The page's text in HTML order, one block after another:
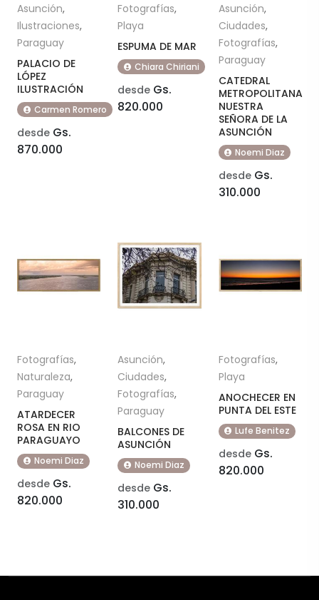
Asunción,
Ilustraciones,
Paraguay
PALACIO DE
LÓPEZ
ILUSTRACIÓN
Carmen Romero
desde Gs.
870.000
Fotografías,
Playa
ESPUMA DE MAR
Chiara Chiriani
desde Gs.
820.000
Asunción,
Ciudades,
Fotografías,
Paraguay
CATEDRAL
METROPOLITANA
NUESTRA
SEÑORA DE LA
ASUNCIÓN
Noemi Diaz
desdeGs.
310.000
Fotografías,
Naturaleza,
Paraguay
ATARDECER
ROSA EN RIO
PARAGUAYO
Noemi Diaz
desde Gs.
820.000
Asunción,
Ciudades,
Fotografías,
Paraguay
BALCONES DE
ASUNCIÓN
Noemi Diaz
desde Gs.
310.000
Fotografías,
Playa
ANOCHECER EN
PUNTA DEL ESTE
Lufe Benitez
desdeGs.
820.000